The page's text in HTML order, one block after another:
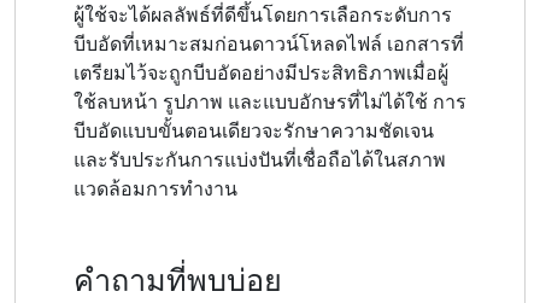
ผู้ใช้จะได้ผลลัพธ์ที่ดีขึ้นโดยการเลือกระดับการ
บีบอัดที่เหมาะสมก่อนดาวน์โหลดไฟล์ เอกสารที่
เตรียมไว้จะถูกบีบอัดอย่างมีประสิทธิภาพเมื่อผู้
ใช้ลบหน้า รูปภาพ และแบบอักษรที่ไม่ได้ใช้ การ
บีบอัดแบบขั้นตอนเดียวจะรักษาความชัดเจน
และรับประกันการแบ่งปันที่เชื่อถือได้ในสภาพ
แวดล้อมการทำงาน
คำถามที่พบบ่อย